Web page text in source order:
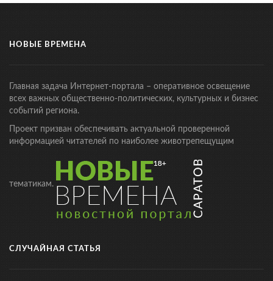
НОВЫЕ ВРЕМЕНА
Главная задача Интернет-портала – оперативное освещение
всех важных общественно-политических, культурных и бизнес
событий региона.
Проект призван обеспечивать актуальной проверенной
информацией читателей по наиболее животрепещущим
тематикам.
СЛУЧАЙНАЯ СТАТЬЯ